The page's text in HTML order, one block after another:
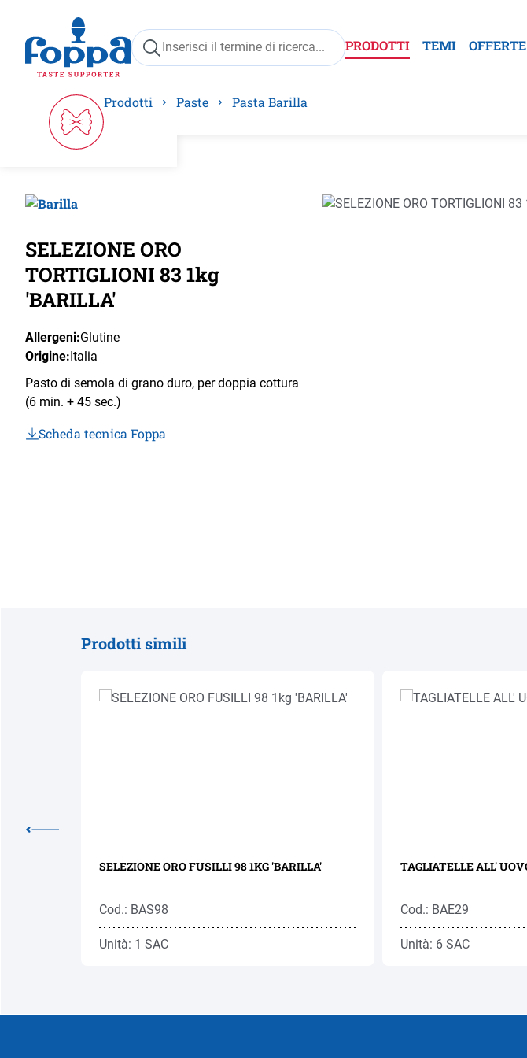
Passa alla navigazione principale
PRODOTTI TEMI OFFERTE
Prodotti Paste Pasta Barilla
SELEZIONE ORO
TORTIGLIONI 83 1kg
'BARILLA'
Allergeni:Glutine
Origine:Italia
Pasto di semola di grano duro, per doppia cottura
(6 min. + 45 sec.)
Scheda tecnica Foppa
Salta la galleria di immagini
Prodotti simili
SELEZIONE ORO FUSILLI 98 1KG 'BARILLA'
Cod.: BAS98
Unità: 1 SAC
Cod.: BAE29
Unità: 6 SAC